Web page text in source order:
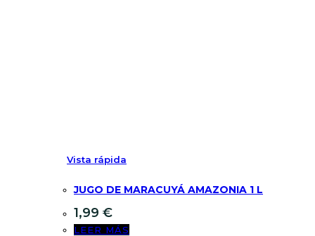
Vista rápida
JUGO DE MARACUYÁ AMAZONIA 1 L
1,99 €
LEER MÁS